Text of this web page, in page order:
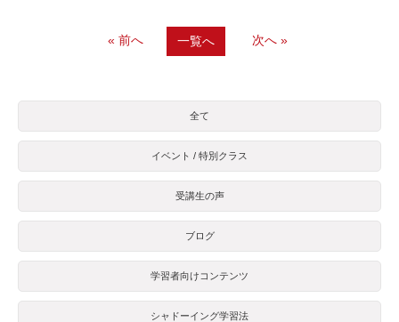
« 前へ 一覧へ 次へ »
全て
イベント / 特別クラス
受講生の声
ブログ
学習者向けコンテンツ
シャドーイング学習法